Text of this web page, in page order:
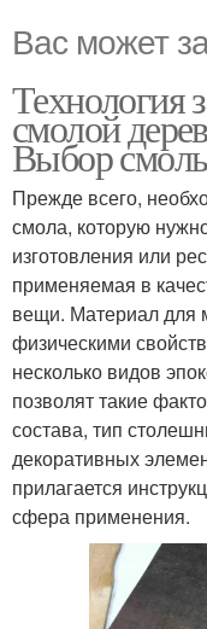
Вас может
Технология
смолой
Выбор
Прежде всего,
смола, которую
изготовления или
применяемая в
вещи. Материал для
физическими
несколько видов
позволят такие
состава, тип
декоративных
прилагается
сфера применения.